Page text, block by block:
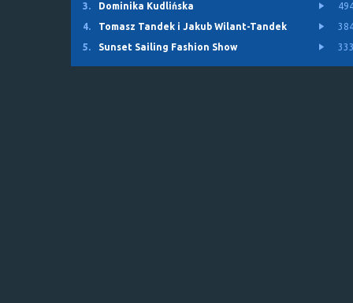
3.
Dominika Kudlińska
4.
Tomasz Tandek i Jakub Wilant-Tandek
5.
Sunset Sailing Fashion Show